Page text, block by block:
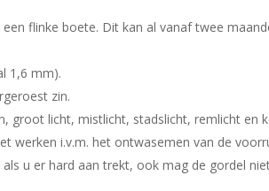
flinke boete. Dit kan al vanaf twee
1,6 mm).
zin.
groot licht, mistlicht, stadslicht, remlicht en
werken i.v.m. het ontwasemen van de
u er hard aan trekt, ook mag de gordel